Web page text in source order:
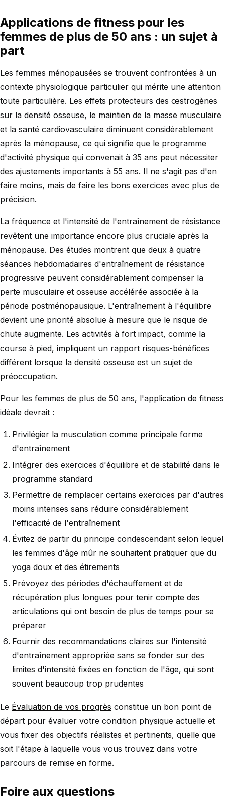
Applications de fitness pour les
femmes de plus de 50 ans : un sujet à
part
Les femmes ménopausées se trouvent confrontées à un
contexte physiologique particulier qui mérite une attention
toute particulière. Les effets protecteurs des œstrogènes
sur la densité osseuse, le maintien de la masse musculaire
et la santé cardiovasculaire diminuent considérablement
après la ménopause, ce qui signifie que le programme
d'activité physique qui convenait à 35 ans peut nécessiter
des ajustements importants à 55 ans. Il ne s'agit pas d'en
faire moins, mais de faire les bons exercices avec plus de
précision.
La fréquence et l'intensité de l'entraînement de résistance
revêtent une importance encore plus cruciale après la
ménopause. Des études montrent que deux à quatre
séances hebdomadaires d'entraînement de résistance
progressive peuvent considérablement compenser la
perte musculaire et osseuse accélérée associée à la
période postménopausique. L'entraînement à l'équilibre
devient une priorité absolue à mesure que le risque de
chute augmente. Les activités à fort impact, comme la
course à pied, impliquent un rapport risques-bénéfices
différent lorsque la densité osseuse est un sujet de
préoccupation.
Pour les femmes de plus de 50 ans, l'application de fitness
idéale devrait :
Privilégier la musculation comme principale forme
d'entraînement
Intégrer des exercices d'équilibre et de stabilité dans le
programme standard
Permettre de remplacer certains exercices par d'autres
moins intenses sans réduire considérablement
l'efficacité de l'entraînement
Évitez de partir du principe condescendant selon lequel
les femmes d'âge mûr ne souhaitent pratiquer que du
yoga doux et des étirements
Prévoyez des périodes d'échauffement et de
récupération plus longues pour tenir compte des
articulations qui ont besoin de plus de temps pour se
préparer
Fournir des recommandations claires sur l'intensité
d'entraînement appropriée sans se fonder sur des
limites d'intensité fixées en fonction de l'âge, qui sont
souvent beaucoup trop prudentes
Le Évaluation de vos progrès constitue un bon point de
départ pour évaluer votre condition physique actuelle et
vous fixer des objectifs réalistes et pertinents, quelle que
soit l'étape à laquelle vous vous trouvez dans votre
parcours de remise en forme.
Foire aux questions